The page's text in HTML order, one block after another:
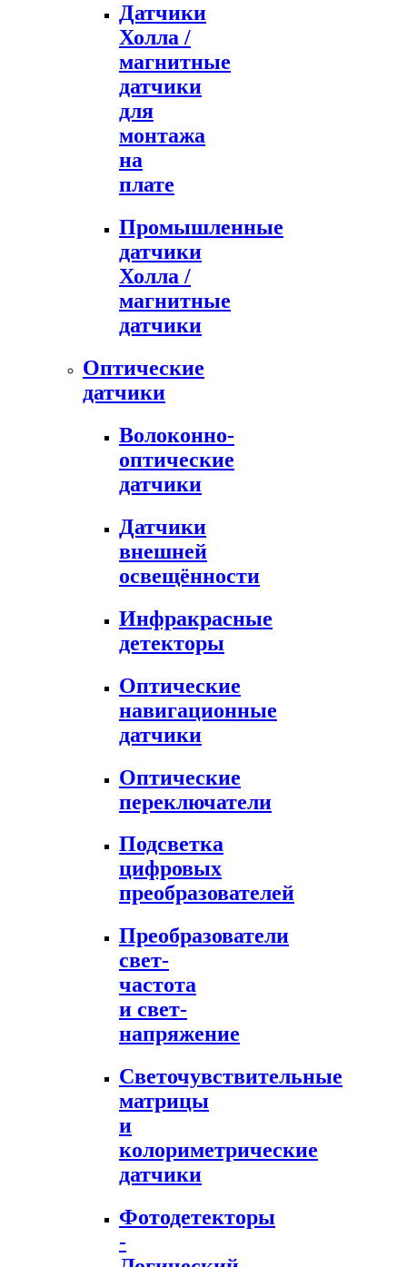
Датчики
Холла /
магнитные
датчики
для
монтажа
на
плате
Промышленные
датчики
Холла /
магнитные
датчики
Оптические
датчики
Волоконно-
оптические
датчики
Датчики
внешней
освещённости
Инфракрасные
детекторы
Оптические
навигационные
датчики
Оптические
переключатели
Подсветка
цифровых
преобразователей
Преобразователи
свет-
частота
и свет-
напряжение
Светочувствительные
матрицы
и
колориметрические
датчики
Фотодетекторы
-